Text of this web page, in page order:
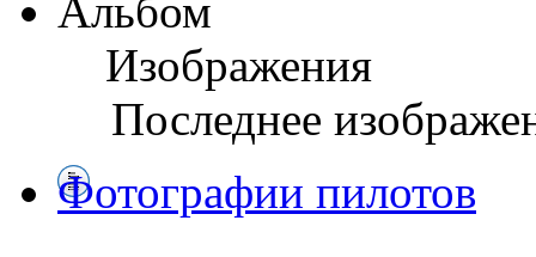
Альбом
Изображения
Последнее
Фотографии пилотов